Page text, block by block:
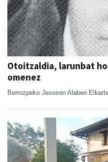
Otoitzaldia, larunbat
omenez
Berrozpeko Jesusen Alaben